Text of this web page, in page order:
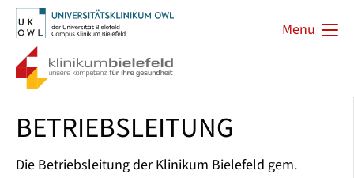
Menu
BETRIEBSLEITUNG
Die Betriebsleitung der Klinikum Bielefeld gem.